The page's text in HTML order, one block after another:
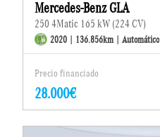
Mercedes-Benz GLA
250 4Matic 165 kW (224 CV)
2020 | 136.856km | Automático
Precio financiado
28.000€